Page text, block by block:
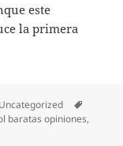
este
la primera
Categorías
Uncategorized
baratas opiniones,